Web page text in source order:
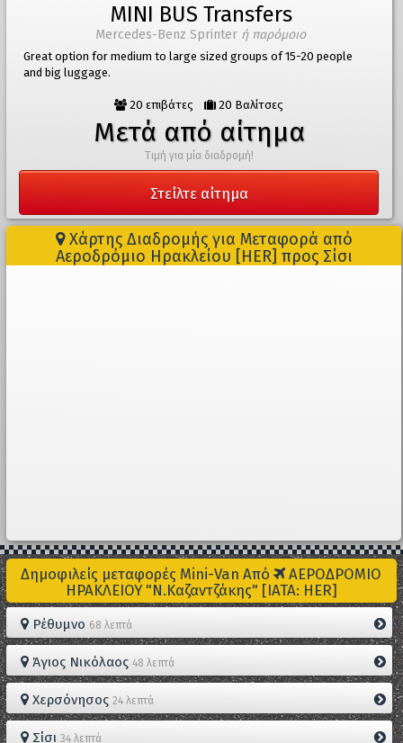
MINI BUS Transfers
Mercedes-Benz Sprinter ή παρόμοιο
Great option for medium to large sized groups of 15-20 people
and big luggage.
20 επιβάτες 20 Βαλίτσες
Μετά από αίτημα
Τιμή για μία διαδρομή!
Στείλτε αίτημα
Χάρτης Διαδρομής για Μεταφορά από
Αεροδρόμιο Ηρακλείου [HER] προς Σίσι
Δημοφιλείς μεταφορές Mini-Van Από
ΑΕΡΟΔΡΟΜΙΟ
ΗΡΑΚΛΕΙΟΥ "Ν.Καζαντζάκης" [IATA: HER]
Ρέθυμνο 68 λεπτά
Άγιος Νικόλαος 48 λεπτά
Χερσόνησος 24 λεπτά
Σίσι 34 λεπτά